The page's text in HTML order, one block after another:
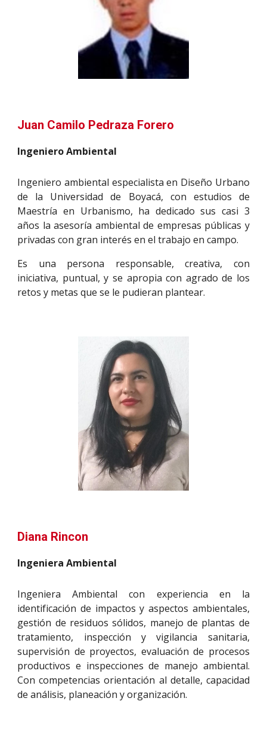
Juan Camilo Pedraza Forero
Ingeniero Ambiental
Ingeniero ambiental especialista en Diseño Urbano
de la Universidad de Boyacá, con estudios de
Maestría en Urbanismo, ha dedicado sus casi 3
años la asesoría ambiental de empresas públicas y
privadas con gran interés en el trabajo en campo.
Es una persona responsable, creativa, con
iniciativa, puntual, y se apropia con agrado de los
retos y metas que se le pudieran plantear.
Diana Rincon
Ingeniera Ambiental
Ingeniera Ambiental con experiencia en la
identificación de impactos y aspectos ambientales,
gestión de residuos sólidos, manejo de plantas de
tratamiento, inspección y vigilancia sanitaria,
supervisión de proyectos, evaluación de procesos
productivos e inspecciones de manejo ambiental.
Con competencias orientación al detalle, capacidad
de análisis, planeación y organización.